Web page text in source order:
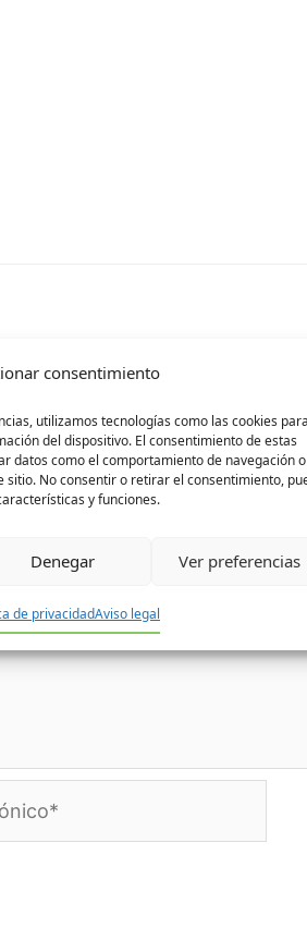
consentimiento
utilizamos tecnologías como las cookies para
del dispositivo. El consentimiento de estas
datos como el comportamiento de navegación o
sitio. No consentir o retirar el consentimiento,
y funciones.
Denegar Ver preferencias
de privacidadAviso legal
obligatorios están